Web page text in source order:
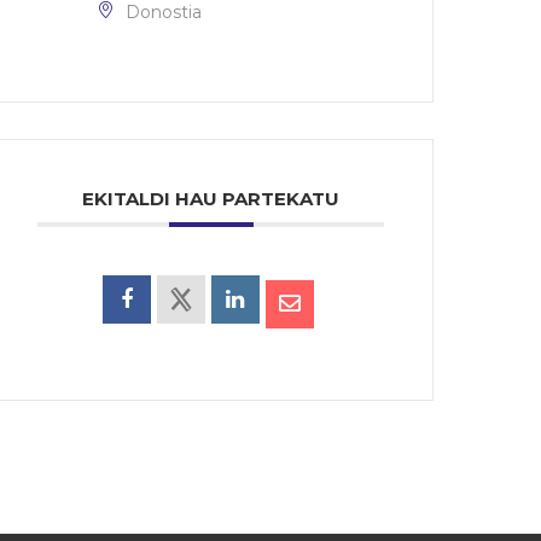
Donostia
EKITALDI HAU PARTEKATU